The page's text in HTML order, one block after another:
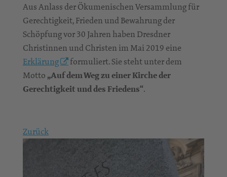
Aus Anlass der Ökumenischen Versammlung für
Gerechtigkeit, Frieden und Bewahrung der
Schöpfung vor 30 Jahren haben Dresdner
Christinnen und Christen im Mai 2019 eine
Erklärung
formuliert. Sie steht unter dem
Motto „Auf dem Weg zu einer Kirche der
Gerechtigkeit und des Friedens“.
Zurück